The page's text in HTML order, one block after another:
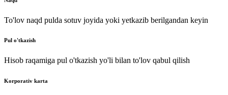
To'lov naqd pulda sotuv joyida yoki yetkazib berilgandan keyin
Pul o'tkazish
Hisob raqamiga pul o'tkazish yo'li bilan to'lov qabul qilish
Korporativ karta